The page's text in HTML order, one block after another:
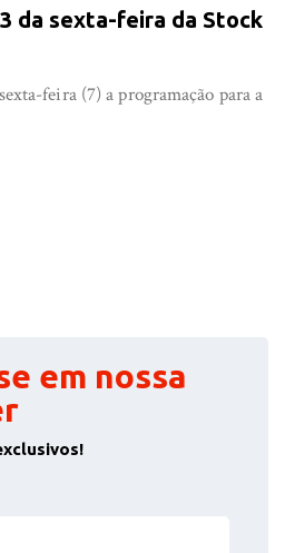
da sexta-feira da Stock
feira (7) a programação para a
em nossa